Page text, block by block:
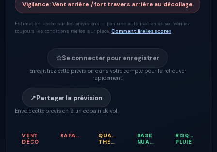
Vigilance:Vent arrière / fort travers arrière au décollage
Estimation basée sur les prévisions — pas une autorisation de vol. Vérifiez
toujours les conditions réelles sur place. Comment lire les scores
☆Se connecter pour enregistrer
Enregistrez cette prévision dans votre compte pour la retrouver
rapidement.
↗Partager la prévision
Envoie cette prévision à un copain de vol.
VENT
DÉCO
RAFALES
QUALITÉ
THERMIQUE
BASE
NUAGEUSE
RISQUE
PLUIE